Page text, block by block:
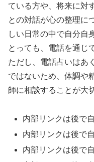
ている方や、将来に対
との対話が心の整理に
しい日常の中で自分自
とっても、電話を通じ
ただし、電話占いはあ
ではないため、体調や
師に相談することが大
内部リンクは後で
内部リンクは後で
内部リンクは後で